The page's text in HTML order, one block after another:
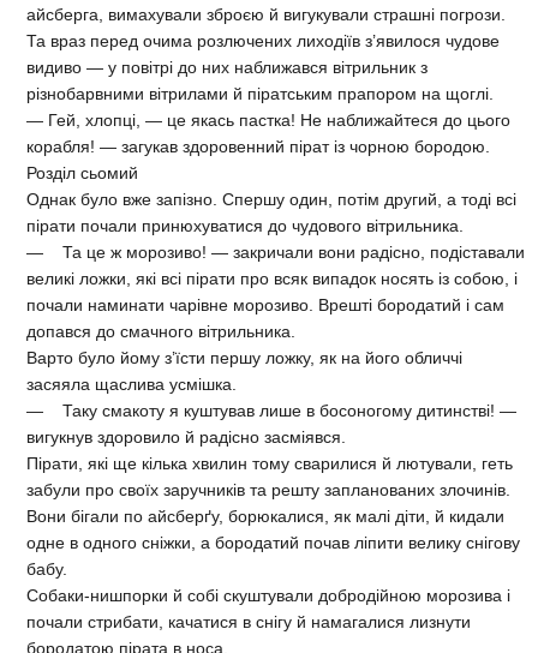
айсберга, вимахували зброєю й вигукували страшні погрози.
Та враз перед очима розлючених лиходіїв з’явилося чудове
видиво — у повітрі до них наближався вітрильник з
різнобарвними вітрилами й піратським прапором на щоглі.
— Гей, хлопці, — це якась пастка! Не наближайтеся до цього
корабля! — загукав здоровенний пірат із чорною бородою.
Розділ сьомий
Однак було вже запізно. Спершу один, потім другий, а тоді всі
пірати почали принюхуватися до чудового вітрильника.
— Та це ж морозиво! — закричали вони радісно, подіставали
великі ложки, які всі пірати про всяк випадок носять із собою, і
почали наминати чарівне морозиво. Врешті бородатий і сам
допався до смачного вітрильника.
Варто було йому з’їсти першу ложку, як на його обличчі
засяяла щаслива усмішка.
— Таку смакоту я куштував лише в босоногому дитинстві! —
вигукнув здоровило й радісно засміявся.
Пірати, які ще кілька хвилин тому сварилися й лютували, геть
забули про своїх заручників та решту запланованих злочинів.
Вони бігали по айсберґу, борюкалися, як малі діти, й кидали
одне в одного сніжки, а бородатий почав ліпити велику снігову
бабу.
Собаки-нишпорки й собі скуштували добродійною морозива і
почали стрибати, качатися в снігу й намагалися лизнути
бородатою пірата в носа.